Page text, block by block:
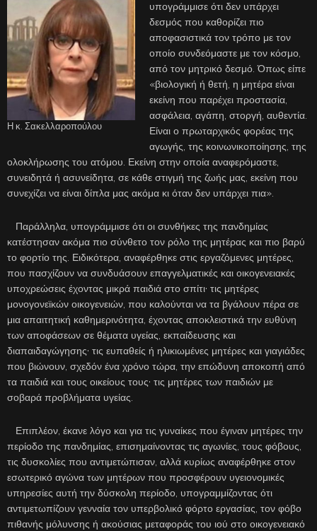
Η κ. Σακελλαροπούλου
υπογράμμισε ότι δεν υπάρχει
δεσμός που καθορίζει πιο
αποφασιστικά τον τρόπο με τον
οποίο συνδεόμαστε με τον κόσμο,
από τον μητρικό δεσμό. Όπως είπε
«βιολογική ή θετή, η μητέρα είναι
εκείνη που παρέχει προστασία,
ασφάλεια, αγάπη, στοργή, αυθεντία.
Είναι ο πρωταρχικός φορέας της
αγωγής, της κοινωνικοποίησης, της
ολοκλήρωσης του ατόμου. Εκείνη στην οποία αναφερόμαστε,
συνειδητά ή ασυνείδητα, σε κάθε στιγμή της ζωής μας, εκείνη που
συνεχίζει να είναι δίπλα μας ακόμα κι όταν δεν υπάρχει πια».
Παράλληλα, υπογράμμισε ότι οι συνθήκες της πανδημίας
κατέστησαν ακόμα πιο σύνθετο τον ρόλο της μητέρας και πιο βαρύ
το φορτίο της. Ειδικότερα, αναφέρθηκε στις εργαζόμενες μητέρες,
που πασχίζουν να συνδυάσουν επαγγελματικές και οικογενειακές
υποχρεώσεις έχοντας μικρά παιδιά στο σπίτι· τις μητέρες
μονογονεϊκών οικογενειών, που καλούνται να τα βγάλουν πέρα σε
μια απαιτητική καθημερινότητα, έχοντας αποκλειστικά την ευθύνη
των αποφάσεων σε θέματα υγείας, εκπαίδευσης και
διαπαιδαγώγησης· τις ευπαθείς ή ηλικιωμένες μητέρες και γιαγιάδες
που βιώνουν, σχεδόν ένα χρόνο τώρα, την επώδυνη αποκοπή από
τα παιδιά και τους οικείους τους· τις μητέρες των παιδιών με
σοβαρά προβλήματα υγείας.
Επιπλέον, έκανε λόγο και για τις γυναίκες που έγιναν μητέρες την
περίοδο της πανδημίας, επισημαίνοντας τις αγωνίες, τους φόβους,
τις δυσκολίες που αντιμετώπισαν, αλλά κυρίως αναφέρθηκε στον
εσωτερικό αγώνα των μητέρων που προσφέρουν υγειονομικές
υπηρεσίες αυτή την δύσκολη περίοδο, υπογραμμίζοντας ότι
αντιμετωπίζουν γενναία τον υπερβολικό φόρτο εργασίας, τον φόβο
πιθανής μόλυνσης ή ακούσιας μεταφοράς του ιού στο οικογενειακό